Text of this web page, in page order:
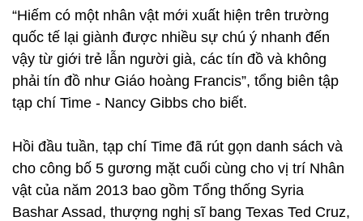
“Hiếm có một nhân vật mới xuất hiện trên trường
quốc tế lại giành được nhiều sự chú ý nhanh đến
vậy từ giới trẻ lẫn người già, các tín đồ và không
phải tín đồ như Giáo hoàng Francis”, tổng biên tập
tạp chí Time - Nancy Gibbs cho biết.
Hồi đầu tuần, tạp chí Time đã rút gọn danh sách và
cho công bố 5 gương mặt cuối cùng cho vị trí Nhân
vật của năm 2013 bao gồm Tổng thống Syria
Bashar Assad, thượng nghị sĩ bang Texas Ted Cruz,